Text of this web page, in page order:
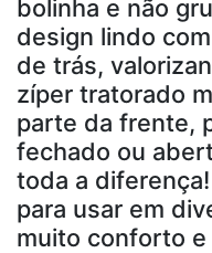
bolinha e não
design lindo
de trás,
zíper tratorado
parte da frente,
fechado ou
toda a
para usar em
muito conforto e